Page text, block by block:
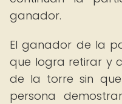
ganador.
El ganador de la
que logra retirar y
de la torre sin
persona